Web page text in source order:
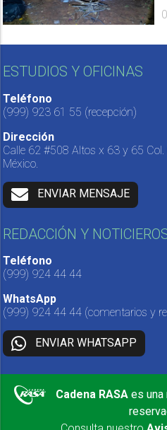
ESTUDIOS Y OFICINAS
Teléfono
(999) 923 61 55 (recepción)
Dirección
Calle 62 #508 Altos x 63 y 65 Col.
México.
ENVIAR MENSAJE
REDACCIÓN Y
Teléfono
(999) 924 44 44
WhatsApp
(999) 924 44 44 (comentarios y
ENVIAR WHATSAPP
Cadena RASA es una